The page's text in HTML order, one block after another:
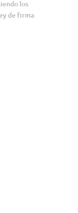
los
de firma